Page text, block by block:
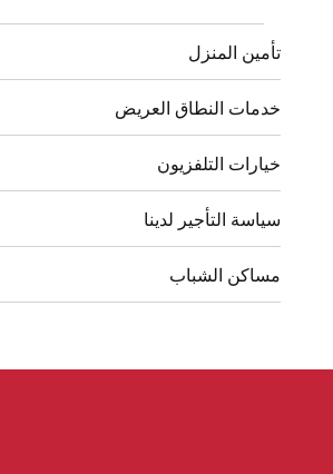
تأمين المنزل
خدمات النطاق العريض
خيارات التلفزيون
سياسة التأجير لدينا
مساكن الشباب